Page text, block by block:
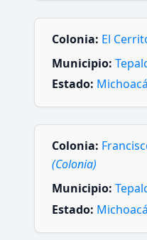
Colonia: El
Municipio:
Estado:
Colonia:
(Colonia)
Municipio:
Estado: